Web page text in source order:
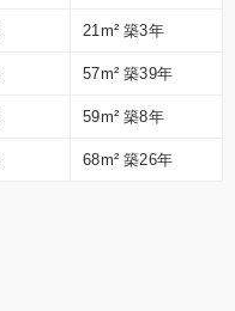
21m² 築3年
57m² 築39年
59m² 築8年
68m² 築26年